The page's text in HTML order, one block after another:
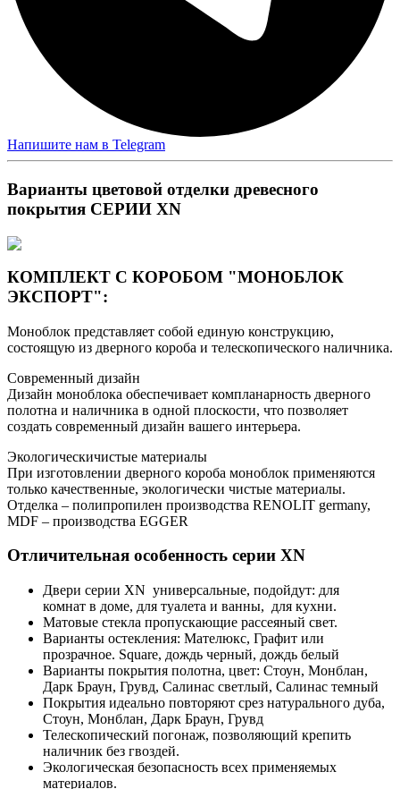
Напишите нам в Telegram
Варианты цветовой отделки древесного
покрытия СЕРИИ XN
КОМПЛЕКТ С КОРОБОМ "МОНОБЛОК
ЭКСПОРТ":
Моноблок представляет собой единую конструкцию,
состоящую из дверного короба и телескопического наличника.
Современный дизайн
Дизайн моноблока обеспечивает компланарность дверного
полотна и наличника в одной плоскости, что позволяет
создать современный дизайн вашего интерьера.
Экологическичистые материалы
При изготовлении дверного короба моноблок применяются
только качественные, экологически чистые материалы.
Отделка – полипропилен производства RENOLIT germany,
MDF – производства EGGER
Отличительная особенность серии XN
Двери серии XN универсальные, подойдут: для
комнат в доме, для туалета и ванны, для кухни.
Матовые стекла пропускающие рассеяный свет.
Варианты остекления: Мателюкс, Графит или
прозрачное. Square, дождь черный, дождь белый
Варианты покрытия полотна, цвет: Стоун, Монблан,
Дарк Браун, Грувд, Салинас светлый, Салинас темный
Покрытия идеально повторяют срез натурального дуба,
Стоун, Монблан, Дарк Браун, Грувд
Телескопический погонаж, позволяющий крепить
наличник без гвоздей.
Экологическая безопасность всех применяемых
материалов.